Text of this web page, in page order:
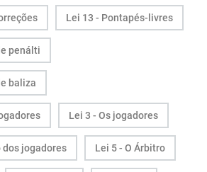
Lei 13 - Pontapés-livres
penálti
baliza
Lei 3 - Os jogadores
dos jogadores Lei 5 - O Árbitro